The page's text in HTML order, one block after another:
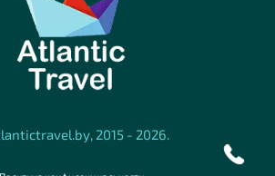
2015 - 2026.